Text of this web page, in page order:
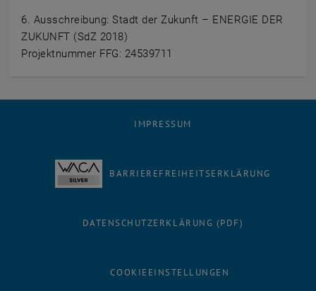
6. Ausschreibung: Stadt der Zukunft – ENERGIE DER
ZUKUNFT (SdZ 2018)
Projektnummer FFG: 24539711
IMPRESSUM
BARRIEREFREIHEITSERKLÄRUNG
DATENSCHUTZERKLÄRUNG (PDF)
COOKIEEINSTELLUNGEN